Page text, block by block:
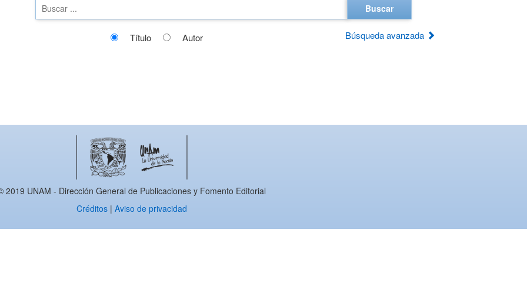
Buscar
Título Autor Búsqueda avanzada
2019 UNAM - Dirección General de Publicaciones y Fomento Editorial
Créditos | Aviso de privacidad